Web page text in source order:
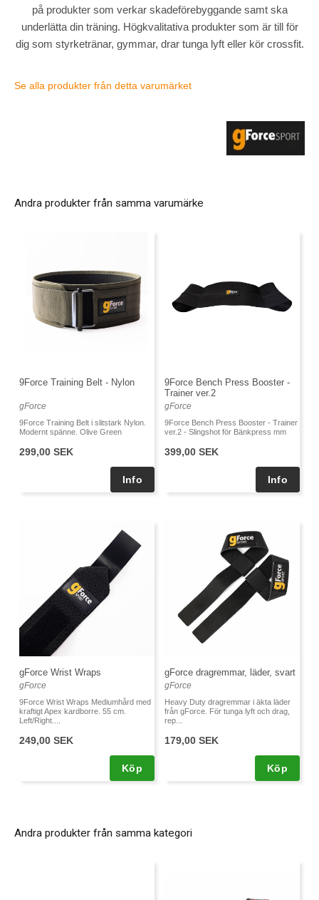
på produkter som verkar skadeförebyggande samt ska
underlätta din träning. Högkvalitativa produkter som är till för
dig som styrketränar, gymmar, drar tunga lyft eller kör crossfit.
Se alla produkter från detta varumärket
Andra produkter från samma varumärke
9Force Training Belt - Nylon
gForce
9Force Training Belt i slitstark Nylon.
Modernt spänne. Olive Green
299,00 SEK
9Force Bench Press Booster -
Trainer ver.2
gForce
9Force Bench Press Booster - Trainer
ver.2 - Slingshot för Bänkpress mm
399,00 SEK
gForce Wrist Wraps
gForce
9Force Wrist Wraps Mediumhård med
kraftigt Apex kardborre. 55 cm.
Left/Right....
249,00 SEK
Köp
gForce dragremmar, läder, svart
gForce
Heavy Duty dragremmar i äkta läder
från gForce. För tunga lyft och drag,
rep...
179,00 SEK
Köp
Andra produkter från samma kategori